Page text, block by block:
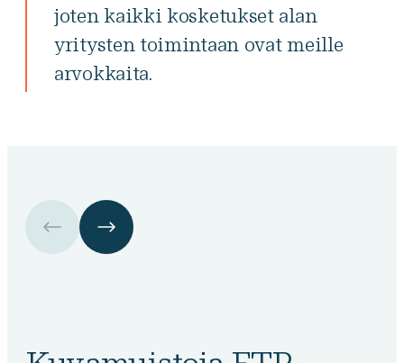
joten kaikki kosketukset alan
yritysten toimintaan ovat meille
arvokkaita.
Hyppää
Kuvamuistoja
FTP-
yhteistyöstä